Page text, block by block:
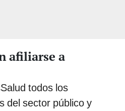
afiliarse a
todos los
del sector público y